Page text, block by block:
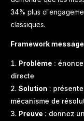
34% plus
classiques.
Framework
Problème :
directe
Solution :
mécanisme de
Preuve : donnez